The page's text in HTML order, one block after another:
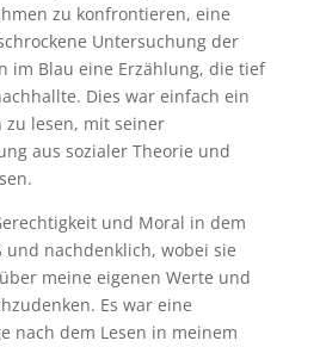
zu konfrontieren, eine
Untersuchung der
im Blau eine Erzählung, die tief
Dies war einfach ein
zu lesen, mit seiner
aus sozialer Theorie und
und Moral in dem
und nachdenklich, wobei sie
meine eigenen Werte und
Es war eine
nach dem Lesen in meinem